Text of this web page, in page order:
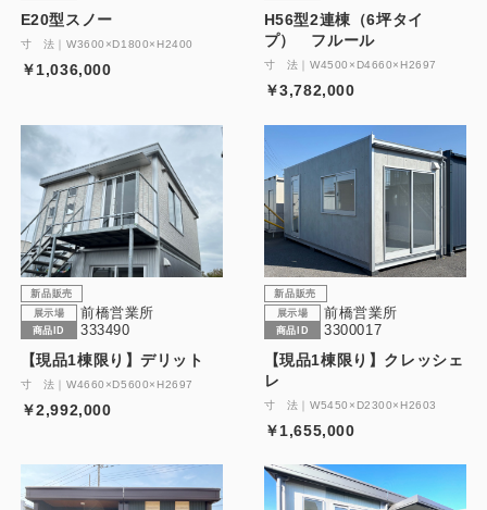
E20型スノー
寸 法｜W3600×D1800×H2400
￥1,036,000
H56型2連棟（6坪タイ
プ） フルール
寸 法｜W4500×D4660×H2697
￥3,782,000
新品販売
展示場
前橋営業所
商品ID 333490
【現品1棟限り】デリット
寸 法｜W4660×D5600×H2697
￥2,992,000
新品販売
展示場
前橋営業所
商品ID 3300017
【現品1棟限り】クレッシェ
レ
寸 法｜W5450×D2300×H2603
￥1,655,000